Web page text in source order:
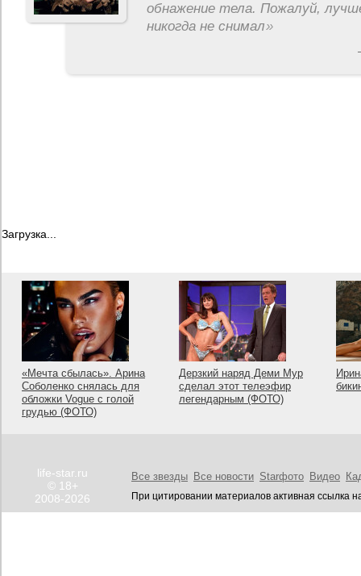
обнажение тела. Пожалуй,
никогда не снимал»
Загрузка...
«Мечта сбылась». Арина
Соболенко снялась для
обложки Vogue с голой
грудью (ФОТО)
Дерзкий наряд Деми Мур
сделал этот телеэфир
легендарным (ФОТО)
life-star.ru
© 18+
2008-2026
Все звезды Все новости Starфото Видео
При цитировании материалов активная ссылка